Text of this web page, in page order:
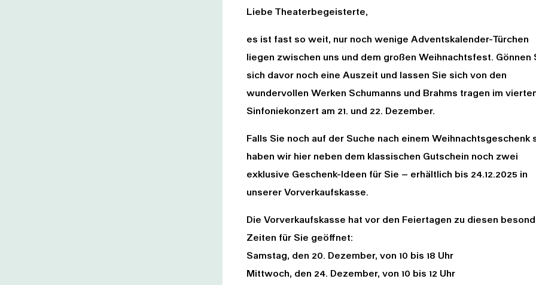
Liebe Theaterbegeisterte,
es ist fast so weit, nur noch wenige Adventskalender-Türchen
liegen zwischen uns und dem großen Weihnachtsfest. Gönnen
sich davor noch eine Auszeit und lassen Sie sich von den
wundervollen Werken Schumanns und Brahms tragen im
Sinfoniekonzert am 21. und 22. Dezember.
Falls Sie noch auf der Suche nach einem Weihnachtsgeschenk
haben wir hier neben dem klassischen Gutschein noch zwei
exklusive Geschenk-Ideen für Sie – erhältlich bis 24.12.2025 in
unserer Vorverkaufskasse.
Die Vorverkaufskasse hat vor den Feiertagen zu diesen
Zeiten für Sie geöffnet:
Samstag, den 20. Dezember, von 10 bis 18 Uhr
Mittwoch, den 24. Dezember, von 10 bis 12 Uhr